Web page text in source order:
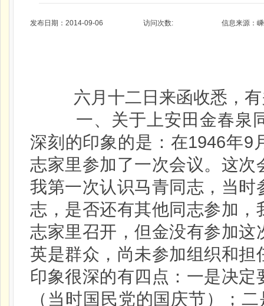
发布日期：2014-09-06 访问次数: 信息来源：
六月十二日来函收悉，有
一、关于上安田金春泉同
深刻的印象的是：在1946年9
志家里参加了一次会议。这
我第一次认识马青同志，当
志，是否还有其他同志参加
志家里召开，但金没有参加
英是群众，尚未参加组织和
印象很深的有四点：一是决
（当时国民党的国庆节）；